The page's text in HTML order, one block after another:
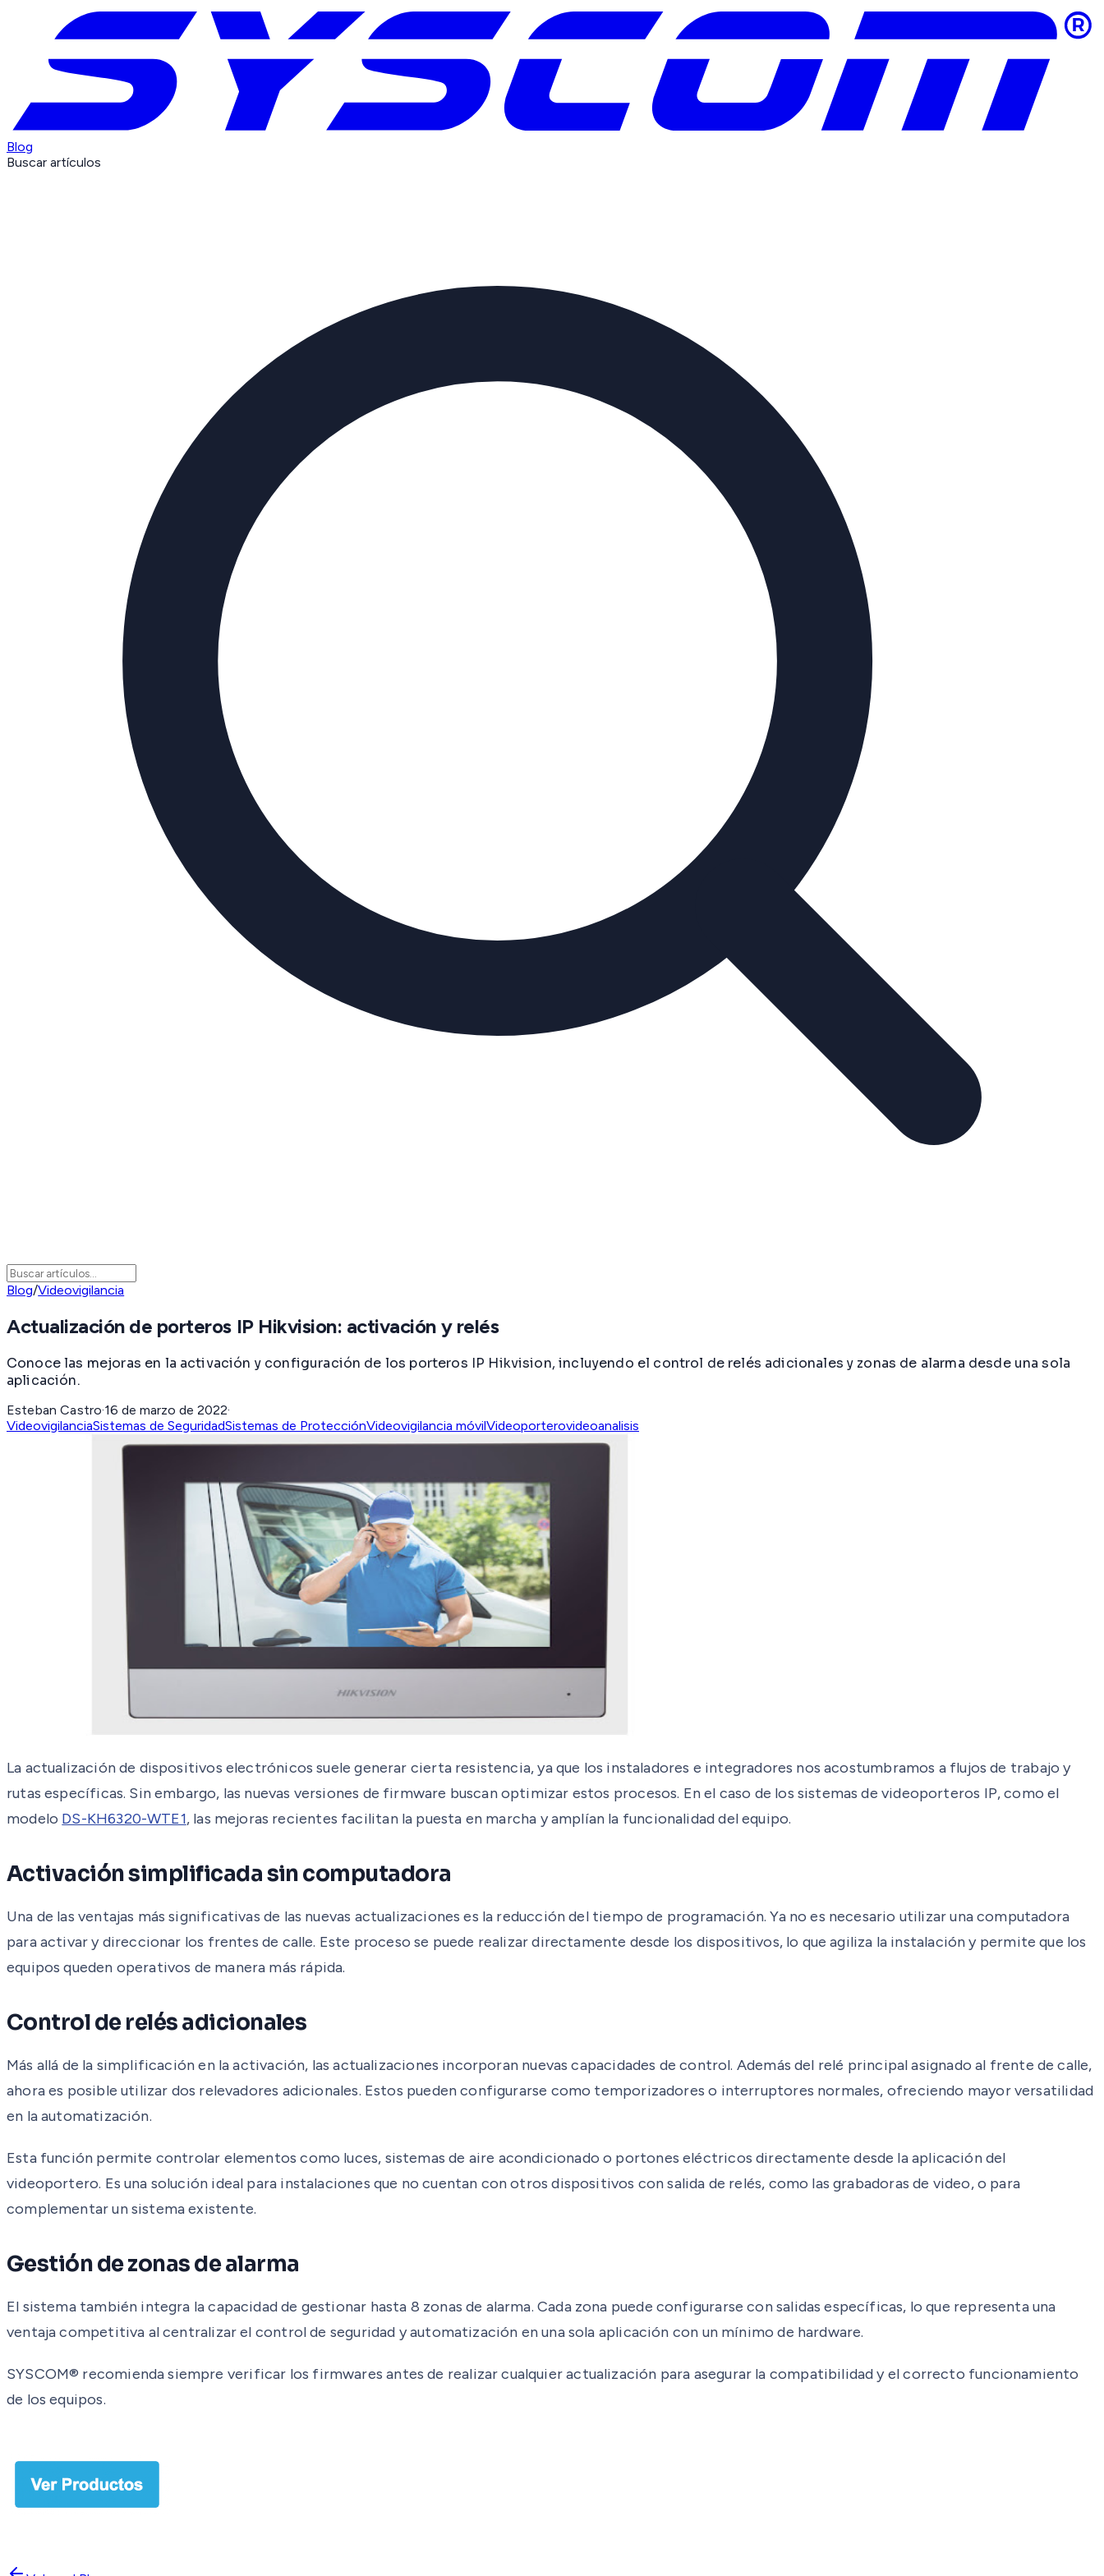
Blog
Buscar artículos
Blog/Videovigilancia
Actualización de porteros IP Hikvision: activación y relés
Conoce las mejoras en la activación y configuración de los porteros IP Hikvision, incluyendo el control de relés adicionales y zonas de alarma desde una sola
aplicación.
Esteban Castro·16 de marzo de 2022·
VideovigilanciaSistemas de SeguridadSistemas de ProtecciónVideovigilancia móvilVideoporterovideoanalisis
La actualización de dispositivos electrónicos suele generar cierta resistencia, ya que los instaladores e integradores nos acostumbramos a flujos de trabajo y
rutas específicas. Sin embargo, las nuevas versiones de firmware buscan optimizar estos procesos. En el caso de los sistemas de videoporteros IP, como el
modelo DS-KH6320-WTE1, las mejoras recientes facilitan la puesta en marcha y amplían la funcionalidad del equipo.
Activación simplificada sin computadora
Una de las ventajas más significativas de las nuevas actualizaciones es la reducción del tiempo de programación. Ya no es necesario utilizar una computadora
para activar y direccionar los frentes de calle. Este proceso se puede realizar directamente desde los dispositivos, lo que agiliza la instalación y permite que los
equipos queden operativos de manera más rápida.
Control de relés adicionales
Más allá de la simplificación en la activación, las actualizaciones incorporan nuevas capacidades de control. Además del relé principal asignado al frente de calle,
ahora es posible utilizar dos relevadores adicionales. Estos pueden configurarse como temporizadores o interruptores normales, ofreciendo mayor versatilidad
en la automatización.
Esta función permite controlar elementos como luces, sistemas de aire acondicionado o portones eléctricos directamente desde la aplicación del
videoportero. Es una solución ideal para instalaciones que no cuentan con otros dispositivos con salida de relés, como las grabadoras de video, o para
complementar un sistema existente.
Gestión de zonas de alarma
El sistema también integra la capacidad de gestionar hasta 8 zonas de alarma. Cada zona puede configurarse con salidas específicas, lo que representa una
ventaja competitiva al centralizar el control de seguridad y automatización en una sola aplicación con un mínimo de hardware.
SYSCOM® recomienda siempre verificar los firmwares antes de realizar cualquier actualización para asegurar la compatibilidad y el correcto funcionamiento
de los equipos.